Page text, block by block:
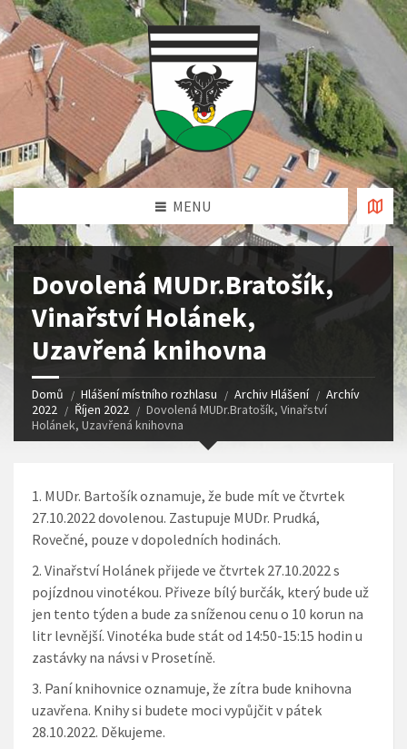
MENU
Dovolená MUDr.Bratošík,
Vinařství Holánek,
Uzavřená knihovna
Domů Hlášení místního rozhlasu Archiv Hlášení
Archív
2022
Říjen 2022
Dovolená MUDr.Bratošík, Vinařství
Holánek, Uzavřená knihovna
MUDr. Bartošík oznamuje, že bude mít ve čtvrtek
27.10.2022 dovolenou. Zastupuje MUDr. Prudká,
Rovečné, pouze v dopoledních hodinách.
Vinařství Holánek přijede ve čtvrtek 27.10.2022 s
pojízdnou vinotékou. Přiveze bílý burčák, který bude už
jen tento týden a bude za sníženou cenu o 10 korun na
litr levnější. Vinotéka bude stát od 14:50-15:15 hodin u
zastávky na návsi v Prosetíně.
Paní knihovnice oznamuje, že zítra bude knihovna
uzavřena. Knihy si budete moci vypůjčit v pátek
28.10.2022. Děkujeme.